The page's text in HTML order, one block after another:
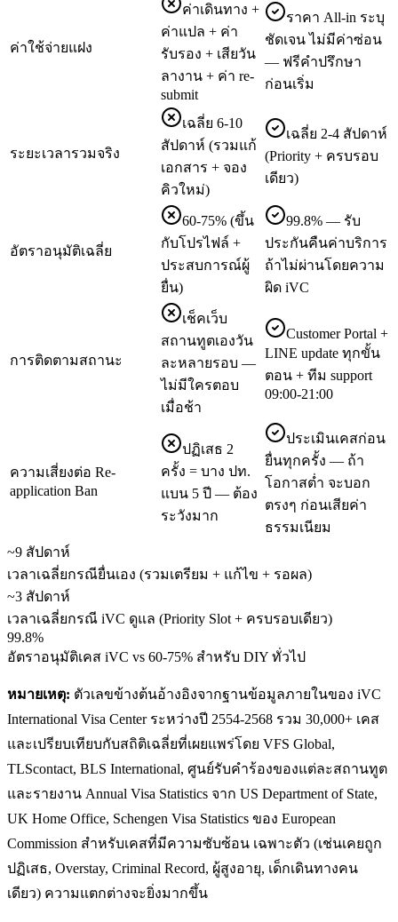
ค่าใช้จ่ายแฝง
ค่าเดินทาง +
ค่าแปล + ค่า
รับรอง + เสียวัน
ลางาน + ค่า re-
submit
ราคา All-in ระบุ
ชัดเจน ไม่มีค่าซ่อน
— ฟรีคำปรึกษา
ก่อนเริ่ม
ระยะเวลารวมจริง
เฉลี่ย 6-10
สัปดาห์ (รวมแก้
เอกสาร + จอง
คิวใหม่)
เฉลี่ย 2-4 สัปดาห์
(Priority + ครบรอบ
เดียว)
อัตราอนุมัติเฉลี่ย
60-75% (ขึ้น
กับโปรไฟล์ +
ประสบการณ์ผู้
ยื่น)
99.8% — รับ
ประกันคืนค่าบริการ
ถ้าไม่ผ่านโดยความ
ผิด iVC
การติดตามสถานะ
เช็คเว็บ
สถานทูตเองวัน
ละหลายรอบ —
ไม่มีใครตอบ
เมื่อช้า
Customer Portal +
LINE update ทุกขั้น
ตอน + ทีม support
09:00-21:00
ความเสี่ยงต่อ Re-
application Ban
ปฏิเสธ 2
ครั้ง = บาง ปท.
แบน 5 ปี — ต้อง
ระวังมาก
ประเมินเคสก่อน
ยื่นทุกครั้ง — ถ้า
โอกาสต่ำ จะบอก
ตรงๆ ก่อนเสียค่า
ธรรมเนียม
~9 สัปดาห์
เวลาเฉลี่ยกรณียื่นเอง (รวมเตรียม + แก้ไข + รอผล)
~3 สัปดาห์
เวลาเฉลี่ยกรณี iVC ดูแล (Priority Slot + ครบรอบเดียว)
99.8%
อัตราอนุมัติเคส iVC vs 60-75% สำหรับ DIY ทั่วไป
หมายเหตุ: ตัวเลขข้างต้นอ้างอิงจากฐานข้อมูลภายในของ iVC
International Visa Center ระหว่างปี 2554-2568 รวม 30,000+ เคส
และเปรียบเทียบกับสถิติเฉลี่ยที่เผยแพร่โดย VFS Global,
TLScontact, BLS International, ศูนย์รับคำร้องของแต่ละสถานทูต
และรายงาน Annual Visa Statistics จาก US Department of State,
UK Home Office, Schengen Visa Statistics ของ European
Commission สำหรับเคสที่มีความซับซ้อน เฉพาะตัว (เช่นเคยถูก
ปฏิเสธ, Overstay, Criminal Record, ผู้สูงอายุ, เด็กเดินทางคน
เดียว) ความแตกต่างจะยิ่งมากขึ้น